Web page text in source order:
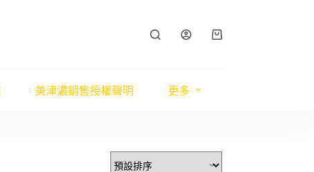
購
美津濃銷售授權聲明 更多